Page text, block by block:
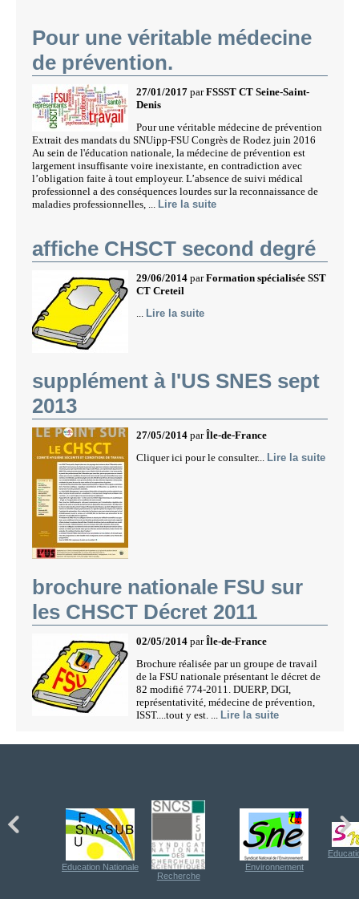
Pour une véritable médecine
de prévention.
27/01/2017 parFSSST CT Seine-Saint-
Denis
Pour une véritable médecine de prévention
Extrait des mandats du SNUipp-FSU Congrès de Rodez juin 2016
Au sein de l'éducation nationale, la médecine de prévention est
largement insuffisante voire inexistante, en contradiction avec
l’obligation faite à tout employeur. L’absence de suivi médical
professionnel a des conséquences lourdes sur la reconnaissance de
maladies professionnelles, ...
Lire la suite
affiche CHSCT second degré
29/06/2014 parFormation spécialisée SST
CT Creteil
Lire la suite
supplément à l'US SNES sept
2013
27/05/2014 parÎle-de-France
Cliquer ici pour le consulter...
Lire la suite
brochure nationale FSU sur
les CHSCT Décret 2011
02/05/2014 parÎle-de-France
Brochure réalisée par un groupe de travail
de la FSU nationale présentant le décret de
82 modifié 774-2011. DUERP, DGI,
représentativité, médecine de prévention,
ISST....tout y est. ...
Lire la suite
Education Nationale
Recherche
Environnement